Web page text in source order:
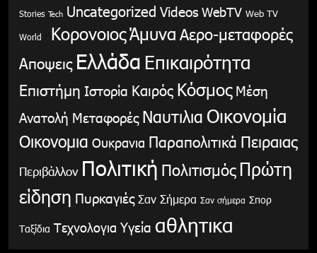
Stories Tech Uncategorized Videos WebTV Web TV
World ΚορονοιοςΆμυνα Αερο-μεταφορές
Αποψεις Ελλάδα Επικαιρότητα
Επιστήμη Ιστορία Καιρός Κόσμος Μέση
Ανατολή Μεταφορές Ναυτιλια Οικονομία
Οικονομια Ουκρανια Παραπολιτικά Πειραιας
Περιβάλλον Πολιτική Πολιτισμός Πρώτη
είδηση Πυρκαγιές Σαν Σήμερα Σαν σήμερα Σπορ
Ταξίδια Τεχνολογια Υγεία αθλητικα